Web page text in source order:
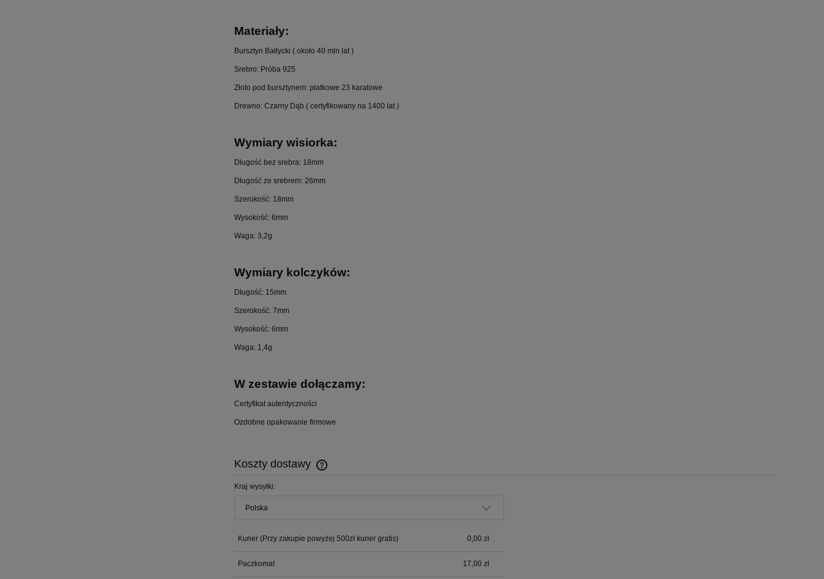
Materiały:
Bursztyn Bałtycki ( około 40 mln lat )
Srebro: Próba 925
Złoto pod bursztynem: płatkowe 23 karatowe
Drewno: Czarny Dąb ( certyfikowany na 1400 lat )
Wymiary wisiorka:
Długość bez srebra: 18mm
Długość ze srebrem: 26mm
Szerokość: 18mm
Wysokość: 6mm
Waga: 3,2g
Wymiary kolczyków:
Długość: 15mm
Szerokość: 7mm
Wysokość: 6mm
Waga: 1,4g
W zestawie dołączamy:
Certyfikat autentyczności
Ozdobne opakowanie firmowe
Koszty dostawy
Kraj wysyłki:
Kurier (Przy zakupie powyżej 500zł kurier gratis) 0,00 zł
Paczkomat 17,00 zł